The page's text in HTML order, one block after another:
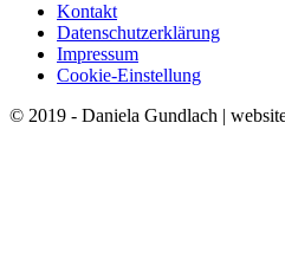
Kontakt
Datenschutzerklärung
Impressum
Cookie-Einstellung
© 2019 - Daniela Gundlach |